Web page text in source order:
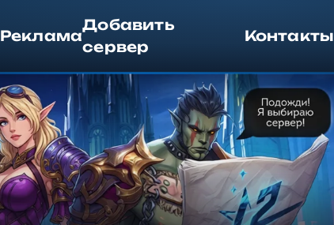
Реклама
Добавить
сервер
Контакты